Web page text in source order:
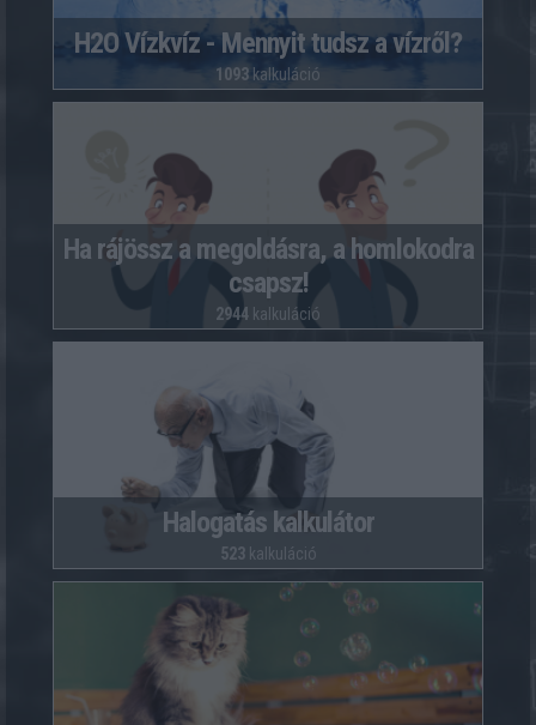
H2O Vízkvíz - Mennyit tudsz a vízről?
1093 kalkuláció
Ha rájössz a megoldásra, a homlokodra
csapsz!
2944 kalkuláció
Halogatás kalkulátor
523 kalkuláció